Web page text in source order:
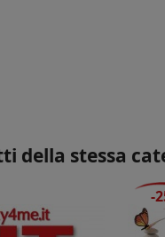
della stessa
-